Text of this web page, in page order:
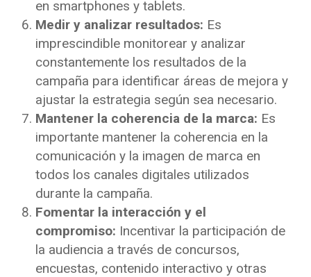
en smartphones y tablets.
Medir y analizar resultados: Es
imprescindible monitorear y analizar
constantemente los resultados de la
campaña para identificar áreas de mejora y
ajustar la estrategia según sea necesario.
Mantener la coherencia de la marca: Es
importante mantener la coherencia en la
comunicación y la imagen de marca en
todos los canales digitales utilizados
durante la campaña.
Fomentar la interacción y el
compromiso: Incentivar la participación de
la audiencia a través de concursos,
encuestas, contenido interactivo y otras